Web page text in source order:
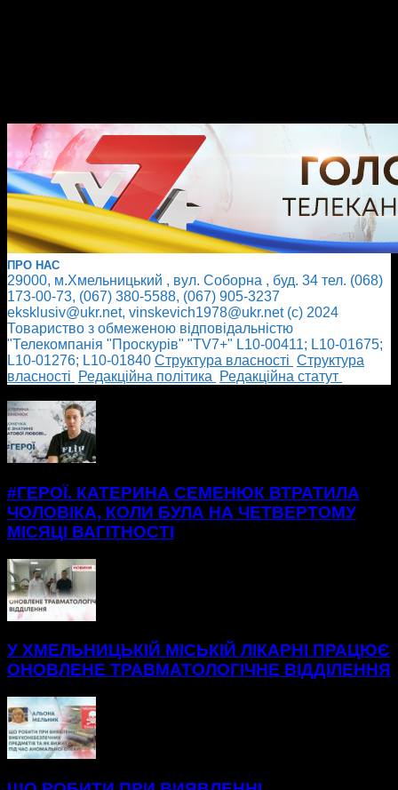
ПРО НАС
29000, м.Хмельницький , вул. Соборна , буд. 34 тел. (068)
173-00-73, (067) 380-5588, (067) 905-3237
eksklusiv@ukr.net, vinskevich1978@ukr.net (с) 2024
Товариство з обмеженою відповідальністю
"Телекомпанія "Проскурів" "TV7+" L10-00411; L10-01675;
L10-01276; L10-01840 Cтруктура власності Cтруктура
власності
Редакційна політика
Редакційна статут
#ГЕРОЇ. КАТЕРИНА СЕМЕНЮК ВТРАТИЛА
ЧОЛОВІКА, КОЛИ БУЛА НА ЧЕТВЕРТОМУ
МІСЯЦІ ВАГІТНОСТІ
У ХМЕЛЬНИЦЬКІЙ МІСЬКІЙ ЛІКАРНІ ПРАЦЮЄ
ОНОВЛЕНЕ ТРАВМАТОЛОГІЧНЕ ВІДДІЛЕННЯ